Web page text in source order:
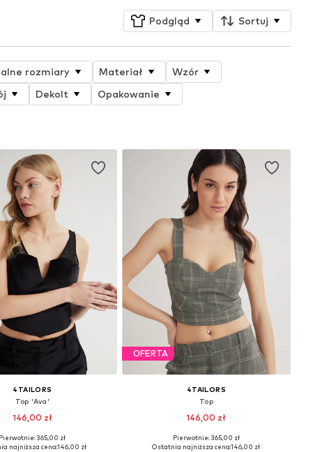
Podgląd Sortuj
rozmiary Materiał
Wzór
Dekolt
Opakowanie
4TAILORS
Top 'Ava'
146,00 zł
rozmiary: XS, S, M
Pierwotnie: 365,00 zł
najniższa cena:146,00 zł
OFERTA
4TAILORS
Top
146,00 zł
Dostępne rozmiary: XS, S, M
Pierwotnie: 365,00 zł
Ostatnia najniższa cena:146,00 zł